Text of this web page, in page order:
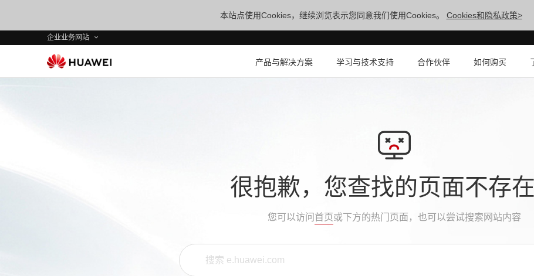
本站点使用Cookies，继续浏览表示您同意我们使用Cookies。 Cookies和隐私政策>
企业业务网站
产品与解决方案 学习与技术支持 合作伙伴 如何购买
很抱歉，您查找的页面不存
您可以访问 首页或下方的热门页面，也可以尝试搜索网站内容